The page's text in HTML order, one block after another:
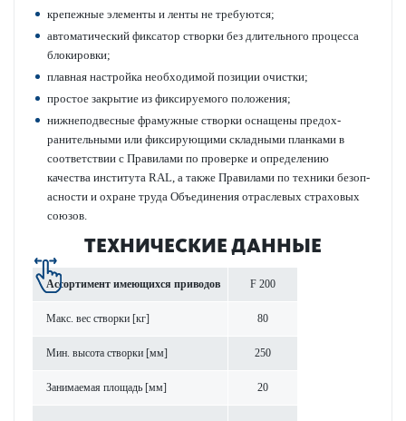
крепежные элементы и ленты не требуются;
автом­ат­ический фиксатор створки без длительного процесса
блокировки;
плавная наст­ройка нео­б­ход­имой позиции очистки;
про­стое закрытие из фиксируемого пол­ожения;
нижнепо­д­в­есные фрамужные створки оснащены предо­х­
ранительными или фиксирующими складными план­ками в
соотв­е­тствии с Прав­и­лами по проверке и опреде­л­ению
качества института RAL, а также Прав­и­лами по техники безоп­
асности и охране труда Объединения отрасл­евых страховых
союзов.
ТЕХНИЧЕСКИЕ ДАННЫЕ
Ассортимент имеющихся при­в­одов F 200
Макс. вес створки [кг] 80
Мин. высота створки [мм] 250
Занимаемая площадь [мм] 20